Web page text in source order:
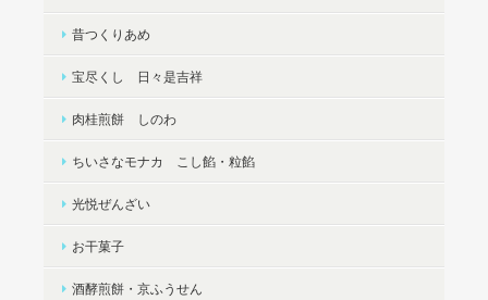
昔つくりあめ
宝尽くし 日々是吉祥
肉桂煎餅 しのわ
ちいさなモナカ こし餡・粒餡
光悦ぜんざい
お干菓子
酒酵煎餅・京ふうせん